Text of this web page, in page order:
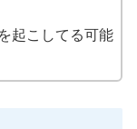
起こしてる可能